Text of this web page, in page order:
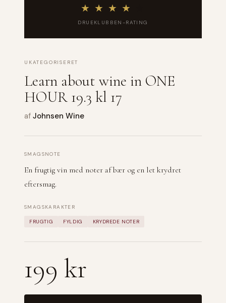
★ ★ ★ ★
DRUEKLUBBEN-RATING
UKATEGORISERET
Learn about wine in ONE
HOUR 19.3 kl 17
af Johnsen Wine
SMAGSNOTE
En frugtig vin med noter af bær og en let krydret
eftersmag.
SMAGSKARAKTER
FRUGTIG FYLDIG KRYDREDE NOTER
199 kr